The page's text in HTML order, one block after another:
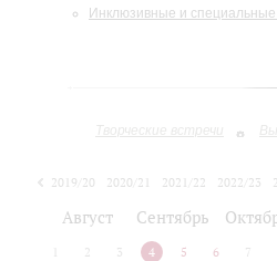
Инклюзивные и
Творческие встречи
2019/20 2020/21 2021/22 2022/23
Август Сентябрь
2 3 4 5 6 7